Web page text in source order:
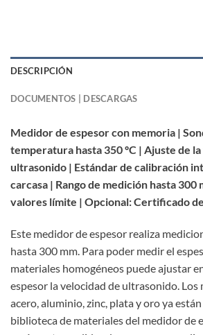
DESCRIPCIÓN
DOCUMENTOS | DESCARGAS
Medidor de espesor con memoria |
temperatura hasta 350 ºC | Ajuste de
ultrasonido | Estándar de calibración
carcasa | Rango de medición hasta 300
valores límite | Opcional: Certificado
Este medidor de espesor realiza
hasta 300 mm. Para poder medir el
materiales homogéneos puede ajustar
espesor la velocidad de ultrasonido. Los
acero, aluminio, zinc, plata y oro ya
biblioteca de materiales del medidor de